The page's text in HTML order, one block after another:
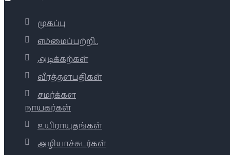
முகப்பு
எம்மைப்பற்றி..
அடிக்கற்கள்
வீரத்தளபதிகள்
சமர்க்கள
நாயகர்கள்
உயிராயுதங்கள்
அழியாச்சுடர்கள்